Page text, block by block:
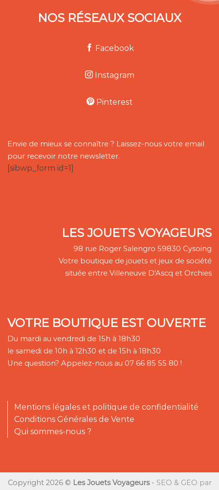
NOS RÉSEAUX SOCIAUX
Facebook
Instagram
Pinterest
Envie de mieux se connaître ? Laissez-nous votre email
pour recevoir notre newsletter.
[sibwp_form id=1]
LES JOUETS VOYAGEURS
98 rue Roger Salengro 59830 Cysoing
Votre boutique de jouets et jeux de société
située entre Villeneuve D'Ascq et Orchies
VOTRE BOUTIQUE EST OUVERTE
Du mardi au vendredi de 15h à 18h30
le samedi de 10h à 12h30 et de 15h à 18h30
Une question? Appelez-nous au 07 66 85 55 80 !
Mentions légales et politique de confidentialité
Conditions Générales de Vente
Qui sommes-nous ?
Copyright 2026 © Les Jouets Voyageurs- SEO & GEO par